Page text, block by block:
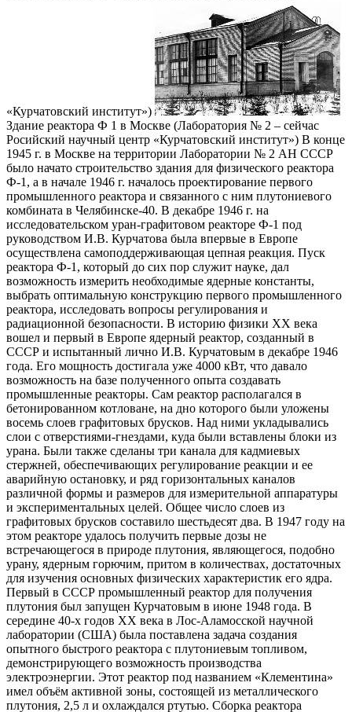
«Курчатовский институт»)
Здание реактора Ф 1 в Москве (Лаборатория № 2 – сейчас
Росийский научный центр «Курчатовский институт») В конце
1945 г. в Москве на территории Лаборатории № 2 АН СССР
было начато строительство здания для физического реактора
Ф-1, а в начале 1946 г. началось проектирование первого
промышленного реактора и связанного с ним плутониевого
комбината в Челябинске-40. В декабре 1946 г. на
исследовательском уран-графитовом реакторе Ф-1 под
руководством И.В. Курчатова была впервые в Европе
осуществлена самоподдерживающая цепная реакция. Пуск
реактора Ф-1, который до сих пор служит науке, дал
возможность измерить необходимые ядерные константы,
выбрать оптимальную конструкцию первого промышленного
реактора, исследовать вопросы регулирования и
радиационной безопасности. В историю физики ХХ века
вошел и первый в Европе ядерный реактор, созданный в
СССР и испытанный лично И.В. Курчатовым в декабре 1946
года. Его мощность достигала уже 4000 кВт, что давало
возможность на базе полученного опыта создавать
промышленные реакторы. Сам реактор располагался в
бетонированном котловане, на дно которого были уложены
восемь слоев графитовых брусков. Над ними укладывались
слои с отверстиями-гнездами, куда были вставлены блоки из
урана. Были также сделаны три канала для кадмиевых
стержней, обеспечивающих регулирование реакции и ее
аварийную остановку, и ряд горизонтальных каналов
различной формы и размеров для измерительной аппаратуры
и экспериментальных целей. Общее число слоев из
графитовых брусков составило шестьдесят два. В 1947 году на
этом реакторе удалось получить первые дозы не
встречающегося в природе плутония, являющегося, подобно
урану, ядерным горючим, притом в количествах, достаточных
для изучения основных физических характеристик его ядра.
Первый в СССР промышленный реактор для получения
плутония был запущен Курчатовым в июне 1948 года. В
середине 40-х годов ХХ века в Лос-Аламосской научной
лаборатории (США) была поставлена задача создания
опытного быстрого реактора с плутониевым топливом,
демонстрирующего возможность производства
электроэнергии. Этот реактор под названием «Клементина»
имел объём активной зоны, состоящей из металлического
плутония, 2,5 л и охлаждался ртутью. Сборка реактора